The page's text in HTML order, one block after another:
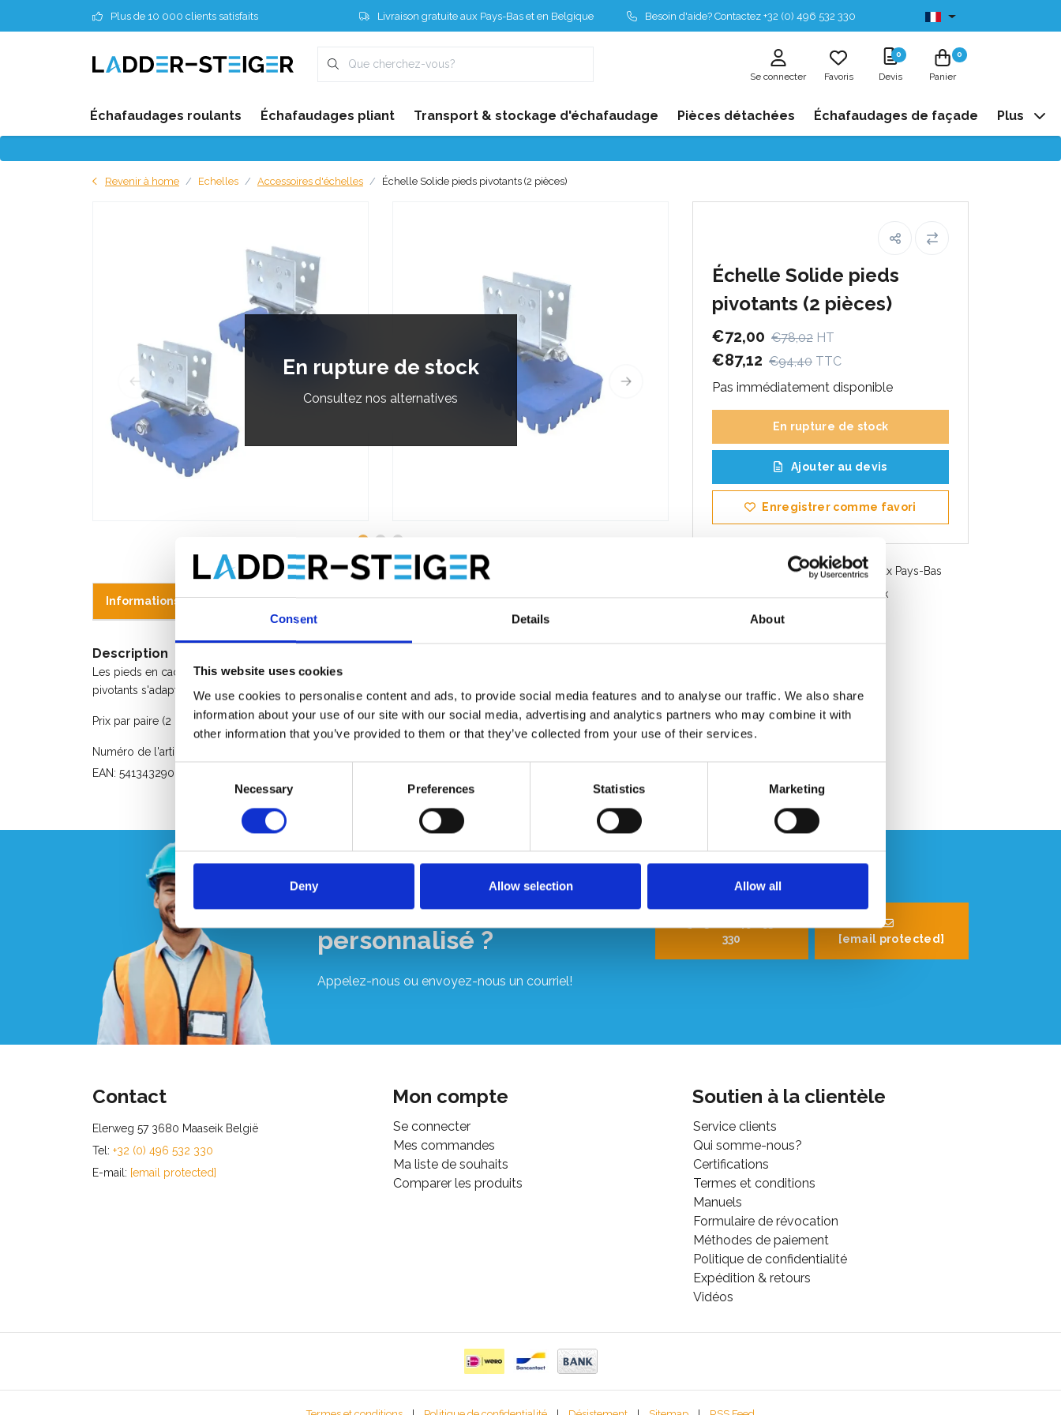
Consent Details About
This website uses cookies
We use cookies to personalise content and ads, to provide social media features and to analyse our traffic. We also share
information about your use of our site with our social media, advertising and analytics partners who may combine it with
other information that you’ve provided to them or that they’ve collected from your use of their services.
Necessary Preferences Statistics Marketing
Deny Allow selection Allow all
Plus de 10 000 clients satisfaits Livraison gratuite aux Pays-Bas et en Belgique Besoin d'aide? Contactez +32 (0) 496 532 330 Disponibles de stock
Se connecter Favoris
0
Devis
0
Panier
Échafaudages roulants Échafaudages pliant Transport & stockage d'échafaudage Pièces détachées Échafaudages de façade Plus
Revenir à home Echelles Accessoires d'échelles Échelle Solide pieds pivotants (2 pièces)
Échelle Solide pieds
pivotants (2 pièces)
€72,00 €78,02 HT
€87,12 €94,40 TTC
Pas immédiatement disponible
En rupture de stock
Ajouter au devis
Enregistrer comme favori
Livraison gratuite en Belgique et aux Pays-Bas
Service rapide. Disponible en stock
Conseils professionnels
En rupture de stock
Consultez nos alternatives
Informations sur le produit Produits similaires Évaluations
Description
Les pieds en caoutchouc solide sont conçus pour une bonne adhérence sur différentes surfaces. Les pieds
pivotants s'adaptent à toutes les échelles en aluminium et en bois.
Prix ​​par paire (2 pièces)
Numéro de l'article: SVL
EAN: 5413432900124
Vous souhaitez un devis
personnalisé ?
Appelez-nous ou envoyez-nous un courriel!
330
[email protected]
Contact
Elerweg 57 3680 Maaseik België
Tel: +32 (0) 496 532 330
E-mail: [email protected]
Mon compte
Se connecter
Mes commandes
Ma liste de souhaits
Comparer les produits
Soutien à la clientèle
Service clients
Qui somme-nous?
Certifications
Termes et conditions
Manuels
Formulaire de révocation
Méthodes de paiement
Politique de confidentialité
Expédition & retours
Vidéos